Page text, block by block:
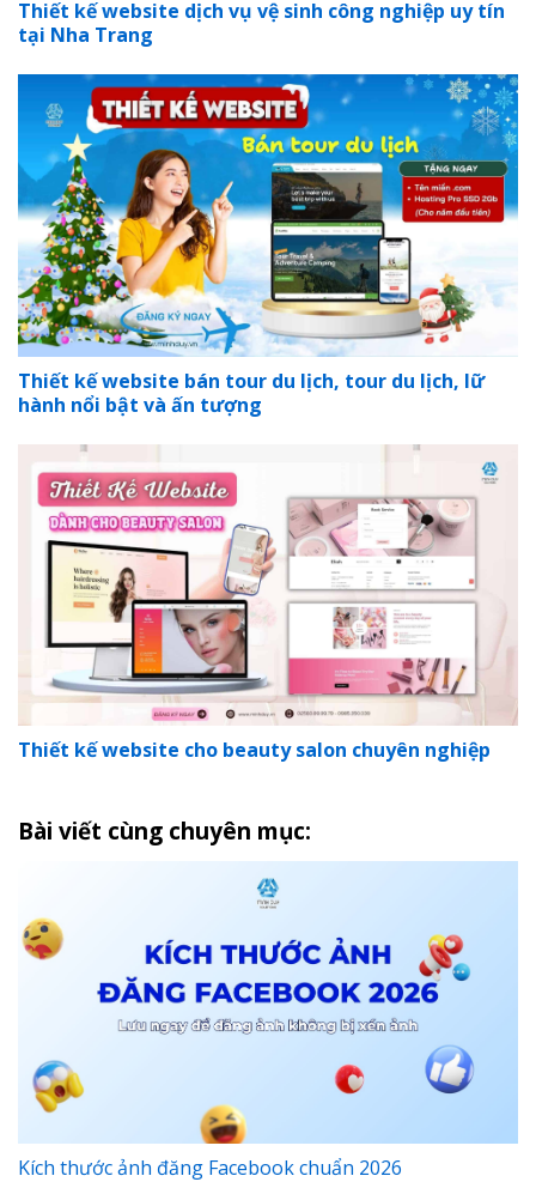
Thiết kế website dịch vụ vệ sinh công nghiệp uy tín
tại Nha Trang
Thiết kế website bán tour du lịch, tour du lịch, lữ
hành nổi bật và ấn tượng
Thiết kế website cho beauty salon chuyên nghiệp
Bài viết cùng chuyên mục:
Kích thước ảnh đăng Facebook chuẩn 2026